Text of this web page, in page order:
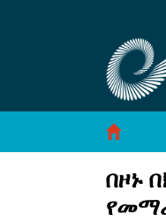
በዞኑ በክረምት በጎ
በዞኑ